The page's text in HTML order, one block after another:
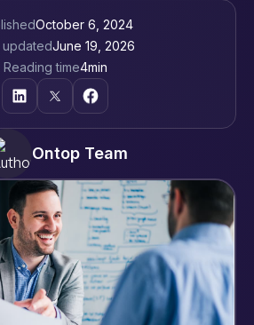
October 6, 2024
updatedJune 19, 2026
Reading time4min
Ontop Team